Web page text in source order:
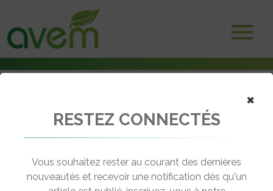
Opérateurs de mobilité
Chargeprice
×
RESTEZ CONNECTÉS
Vous souhaitez rester au courant des dernières
nouveautés et recevoir une notification dès qu'un